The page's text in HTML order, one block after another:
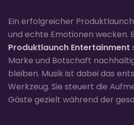
Ein erfolgreicher
und echte Emotionen wecken.
Produktlaunch Entertainment
Marke und Botschaft
bleiben. Musik ist dabei das
Werkzeug. Sie steuert die
Gäste gezielt während der